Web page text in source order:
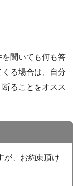
聞いても何も答
る場合は、自分
ることをオスス
が、お約束頂け